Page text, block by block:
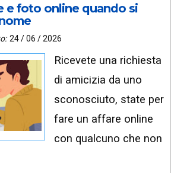
e foto online quando si
24 / 06 / 2026
Ricevete una richiesta
di amicizia da uno
sconosciuto, state per
fare un affare online
con qualcuno che non